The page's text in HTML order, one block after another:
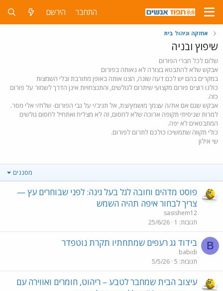
התחבר הירשם
אחזקה וניהול בית
שיפוץ ובניה
שלום לכל חברי הפורום
אבקש שלא להתבטא בצורה לא נאותה בפורום
במקרים בהם יש לכם דעה שונה, הצגו אותה באופן מתורבת ובלי השמצות
כולנו רוצים פורום מקצועי שיתרום לגולשים, והתנצחויות אינן הדרך לשמור על פורום
כזה.
אבקש שגם אם את/ה עצמך מושמץ/צת, אל תגיב/י על גבי הפורום- שלח/י אלי מסר.
למרות שניסיתי תקופה ארוכה שלא לחסום, זה לא מצליח ואתחיל לחסום גולשים
המתבטאים לא יפה.
כולי תקווה שתמשיכו כולכם לתרום לפורום.
שי אילון
מסננים
פוסט מדהים וחובה לגל בעל גינה: לפני שבוחרים עץ —
צריך לבחור איפה תהיה השמש
sasishem12
תגובות 1
25/6/26
B בידוד גג רעפים שמתחתיו תקרת נוטפדר
babidi
תגובות 5
5/5/26
עיצוב הבית שמחבר לטבע – ריהוט, חומרים ואווירה עם